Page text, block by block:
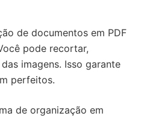
de documentos em PDF
pode recortar,
imagens. Isso garante
perfeitos.
de organização em